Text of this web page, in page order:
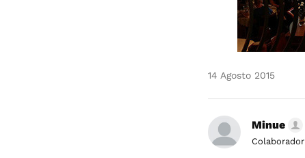
14 Agosto 2015
Minue
Colaborador